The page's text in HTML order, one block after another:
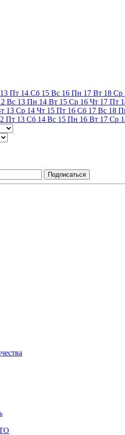
13 Пт 14 Сб 15 Вс 16 Пн 17 Вт 18 Ср
Вс 13 Пн 14 Вт 15 Ср 16 Чт 17 Пт
13 Ср 14 Чт 15 Пт 16 Сб 17 Вс 18
Пт 13 Сб 14 Вс 15 Пн 16 Вт 17 Ср